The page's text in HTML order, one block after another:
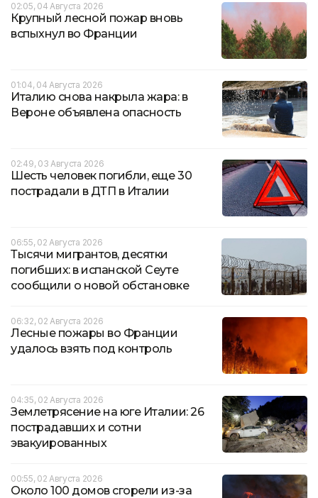
02:05, 04 Августа 2026
Крупный лесной пожар вновь
вспыхнул во Франции
01:04, 04 Августа 2026
Италию снова накрыла жара: в
Вероне объявлена опасность
02:49, 03 Августа 2026
Шесть человек погибли, еще 30
пострадали в ДТП в Италии
06:55, 02 Августа 2026
Тысячи мигрантов, десятки
погибших: в испанской Сеуте
сообщили о новой обстановке
06:32, 02 Августа 2026
Лесные пожары во Франции
удалось взять под контроль
04:35, 02 Августа 2026
Землетрясение на юге Италии: 26
пострадавших и сотни
эвакуированных
00:55, 02 Августа 2026
Около 100 домов сгорели из-за